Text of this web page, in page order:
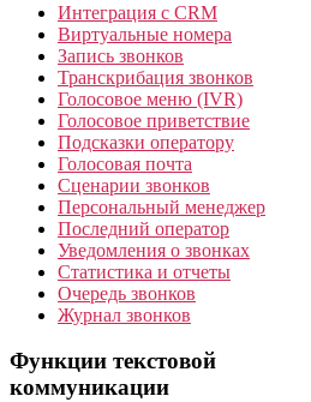
Интеграция с CRM
Виртуальные номера
Запись звонков
Транскрибация звонков
Голосовое меню (IVR)
Голосовое приветствие
Подсказки оператору
Голосовая почта
Сценарии звонков
Персональный менеджер
Последний оператор
Уведомления о звонках
Статистика и отчеты
Очередь звонков
Журнал звонков
Функции текстовой
коммуникации